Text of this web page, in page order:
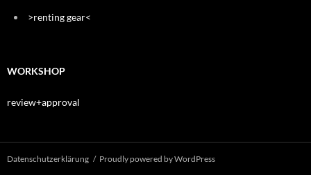
>renting gear<
WORKSHOP
review+approval
Datenschutzerklärung Proudly powered by WordPress